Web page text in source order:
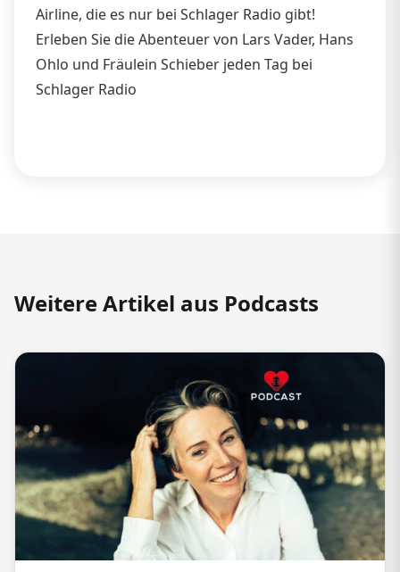
Airline, die es nur bei Schlager Radio gibt!
Erleben Sie die Abenteuer von Lars Vader, Hans
Ohlo und Fräulein Schieber jeden Tag bei
Schlager Radio
Weitere Artikel aus Podcasts